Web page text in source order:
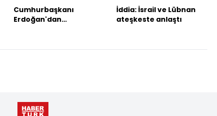
Cumhurbaşkanı
Erdoğan'dan
İddia: İsrail ve Lübnan
ateşkeste anlaştı